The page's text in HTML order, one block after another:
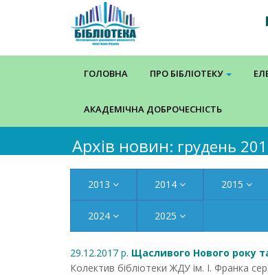
ГОЛОВНА ПРО БІБЛІОТЕКУ
АКАДЕМІЧНА ДОБРОЧЕСНІСТЬ
Архів новин: грудень
2013 2014 2015
2024 2025
29.12.2017 р. Щасливого Нового року
Колектив бібліотеки ЖДУ ім. І. Франка